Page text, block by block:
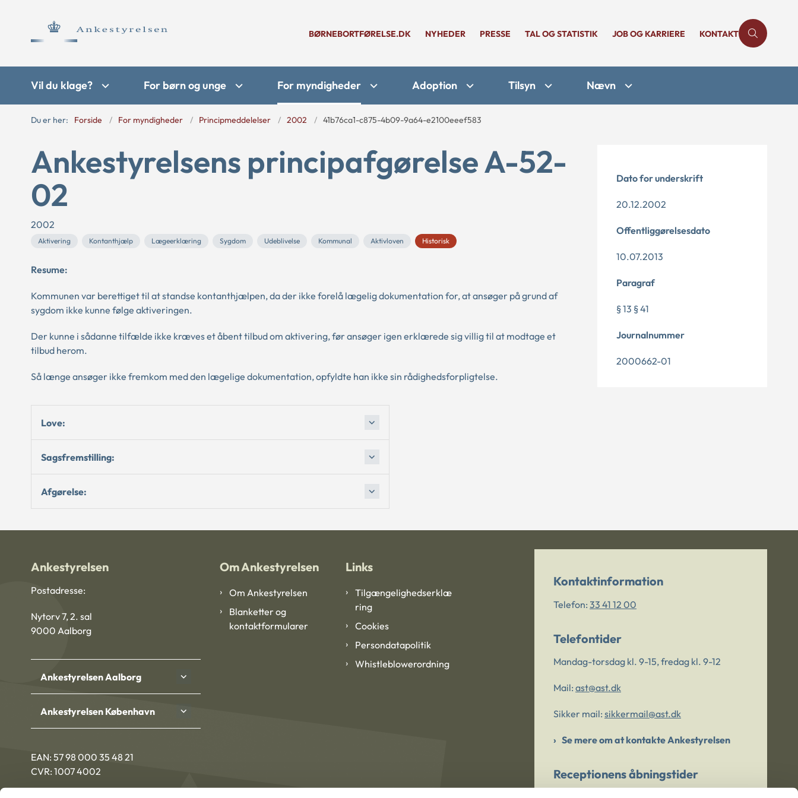
BØRNEBORTFØRELSE.DK NYHEDER PRESSE TAL OG STATISTIK JOB OG KARRIERE KONTAKT
Vil du klage? For børn og unge For myndigheder Adoption Tilsyn Nævn
Du er her: Forside For myndigheder Principmeddelelser 2002 41b76ca1-c875-4b09-9a64-e2100eeef583
Ankestyrelsens principafgørelse A-52-
02
2002
Aktivering Kontanthjælp Lægeerklæring Sygdom Udeblivelse Kommunal Aktivloven Historisk
Resume:
Kommunen var berettiget til at standse kontanthjælpen, da der ikke forelå lægelig dokumentation for, at ansøger på grund af
sygdom ikke kunne følge aktiveringen.
Der kunne i sådanne tilfælde ikke kræves et åbent tilbud om aktivering, før ansøger igen erklærede sig villig til at modtage et
tilbud herom.
Så længe ansøger ikke fremkom med den lægelige dokumentation, opfyldte han ikke sin rådighedsforpligtelse.
Love:
Sagsfremstilling:
Afgørelse:
Dato for underskrift
20.12.2002
Offentliggørelsesdato
10.07.2013
Paragraf
§ 13 § 41
Journalnummer
2000662-01
Ankestyrelsen
Postadresse:
Nytorv 7, 2. sal
9000 Aalborg
Ankestyrelsen Aalborg
Ankestyrelsen København
EAN: 57 98 000 35 48 21
CVR: 1007 4002
Om Ankestyrelsen
Om Ankestyrelsen
Blanketter og
kontaktformularer
Links
Tilgængelighedserklæ
ring
Cookies
Persondatapolitik
Whistleblowerordning
Kontaktinformation
Telefon: 33 41 12 00
Telefontider
Mandag-torsdag kl. 9-15, fredag kl. 9-12
Mail: ast@ast.dk
Sikker mail: sikkermail@ast.dk
Se mere om at kontakte Ankestyrelsen
Receptionens åbningstider